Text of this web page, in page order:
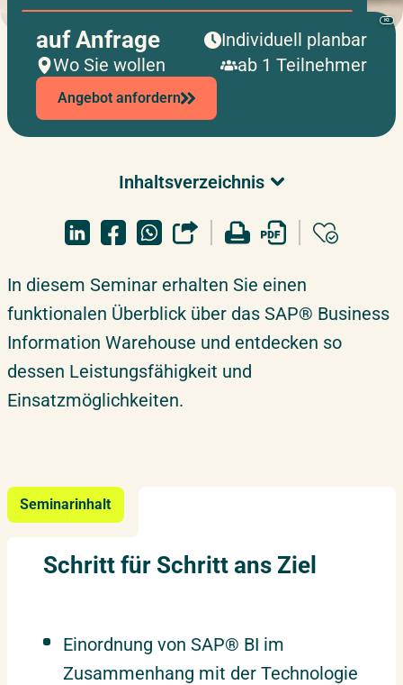
KI
auf Anfrage
Individuell planbar
Wo Sie wollen
ab 1 Teilnehmer
Angebot anfordern
Inhaltsverzeichnis
Detaillierte Seminarinhalte
Inhouse-Schulung
Über ifmera academy
Überblick & Relevanz
In diesem Seminar erhalten Sie einen
funktionalen Überblick über das SAP® Business
Information Warehouse und entdecken so
dessen Leistungsfähigkeit und
Einsatzmöglichkeiten.
Seminarinhalt
Schritt für Schritt ans Ziel
Einordnung von SAP® BI im
Zusammenhang mit der Technologie